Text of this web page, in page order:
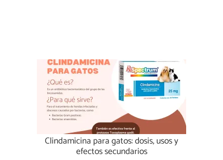
Clindamicina para gatos: dosis, usos y
efectos secundarios